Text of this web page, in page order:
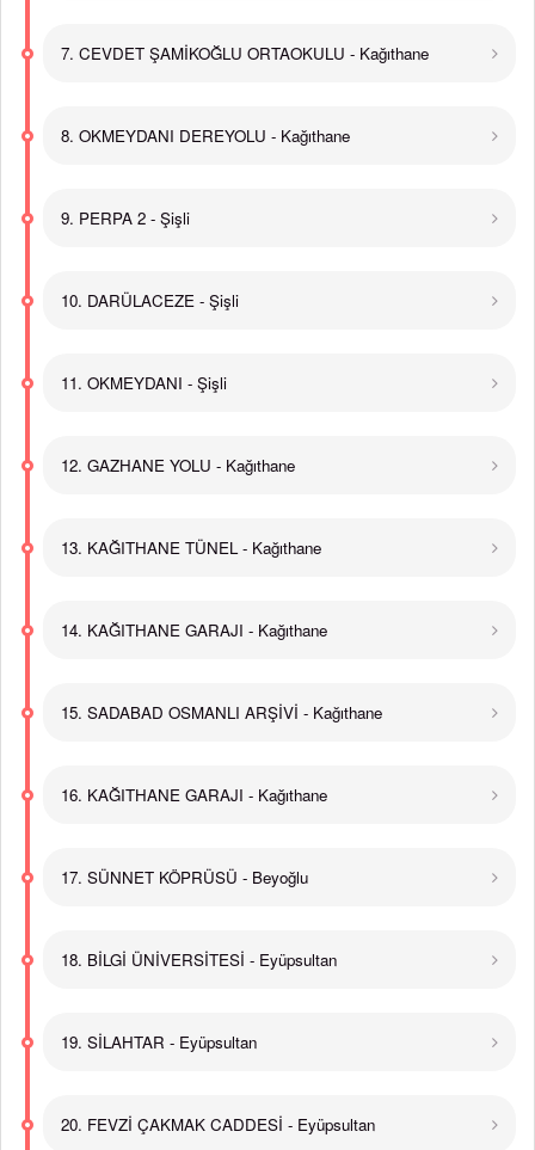
7. CEVDET ŞAMİKOĞLU ORTAOKULU - Kağıthane
8. OKMEYDANI DEREYOLU - Kağıthane
9. PERPA 2 - Şişli
10. DARÜLACEZE - Şişli
11. OKMEYDANI - Şişli
12. GAZHANE YOLU - Kağıthane
13. KAĞITHANE TÜNEL - Kağıthane
14. KAĞITHANE GARAJI - Kağıthane
15. SADABAD OSMANLI ARŞİVİ - Kağıthane
16. KAĞITHANE GARAJI - Kağıthane
17. SÜNNET KÖPRÜSÜ - Beyoğlu
18. BİLGİ ÜNİVERSİTESİ - Eyüpsultan
19. SİLAHTAR - Eyüpsultan
20. FEVZİ ÇAKMAK CADDESİ - Eyüpsultan